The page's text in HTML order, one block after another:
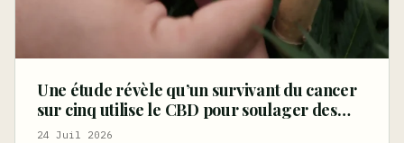
Une étude révèle qu’un survivant du cancer
sur cinq utilise le CBD pour soulager des
symptômes tels que la douleur, les troubles
24 Juil 2026